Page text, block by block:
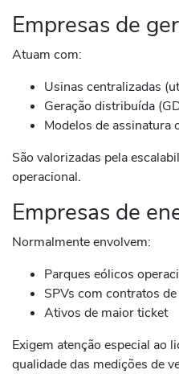
Empresas de
Atuam com:
Usinas centralizadas
Geração distribuída
Modelos de assinatura
São valorizadas pela
operacional.
Empresas de
Normalmente envolvem:
Parques eólicos
SPVs com contratos
Ativos de maior ticket
Exigem atenção especial ao
qualidade das medições de